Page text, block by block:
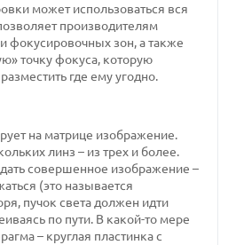
может использоваться вся
производителям
фокусировочных зон, а также
точку фокуса, которую
где ему угодно.
на матрице изображение.
линз – из трех и более.
совершенное изображение –
(это называется
пучок света должен идти
по пути. В какой-то мере
– круглая пластинка с